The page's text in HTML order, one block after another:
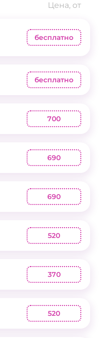
Цена, от
бесплатно
бесплатно
700
690
690
520
370
520